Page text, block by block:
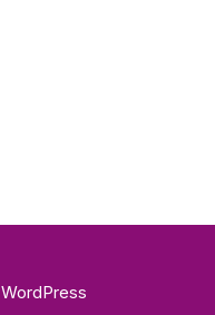
WordPress